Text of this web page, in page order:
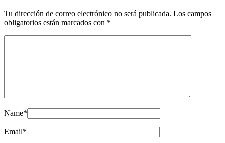
Tu dirección de correo electrónico no será publicada. Los campos
obligatorios están marcados con *
Name*
Email*